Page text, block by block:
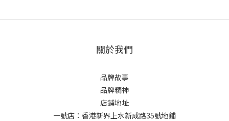
關於我們
品牌故事
品牌精神
店鋪地址
一號店：香港新界上水新成路35號地鋪